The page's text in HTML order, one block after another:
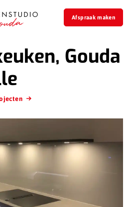
Afspraak maken
Gouda